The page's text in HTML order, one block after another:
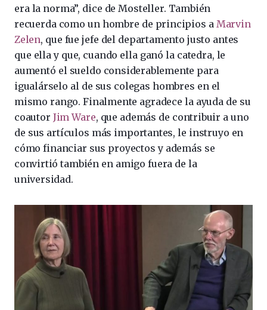
era la norma”, dice de Mosteller. También
recuerda como un hombre de principios a Marvin
Zelen, que fue jefe del departamento justo antes
que ella y que, cuando ella ganó la catedra, le
aumentó el sueldo considerablemente para
igualárselo al de sus colegas hombres en el
mismo rango. Finalmente agradece la ayuda de su
coautor Jim Ware, que además de contribuir a uno
de sus artículos más importantes, le instruyo en
cómo financiar sus proyectos y además se
convirtió también en amigo fuera de la
universidad.